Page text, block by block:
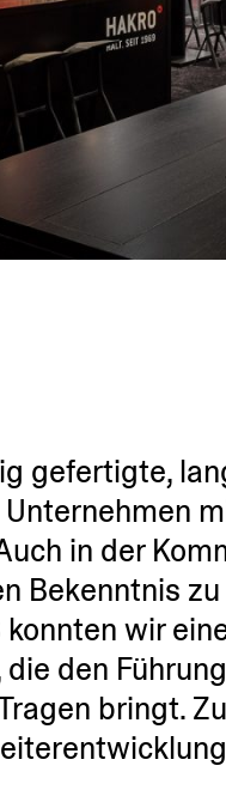
gefer­tigte,
Unter­nehmen
in der
Bekenntnis
wir
den
bringt.